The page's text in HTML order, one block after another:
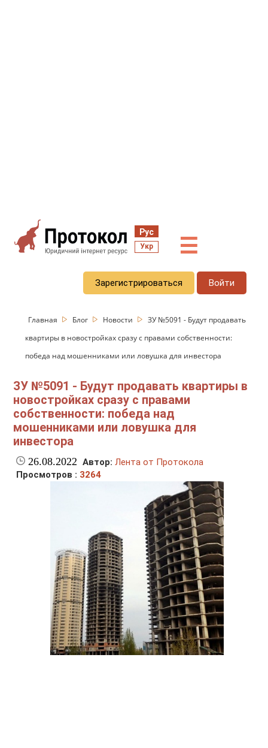
Рус
Укр ☰
Зарегистрироваться Войти
Главная Блог Новости
ЗУ №5091 - Будут продавать
квартиры в новостройках сразу с правами собственности:
победа над мошенниками или ловушка для инвестора
ЗУ №5091 - Будут продавать квартиры в
новостройках сразу с правами
собственности: победа над
мошенниками или ловушка для
инвестора
26.08.2022 Автор: Лента от Протокола
Просмотров : 3264